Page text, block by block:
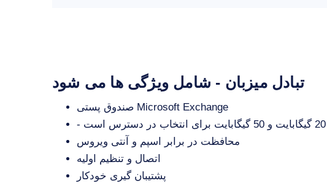
تبادل میزبان - شامل ویژگی ها می شود
صندوق پستی Microsoft Exchange
محافظت در برابر اسپم و آنتی ویروس
اتصال و تنظیم اولیه
پشتیبان گیری خودکار